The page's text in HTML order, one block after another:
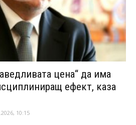
цена“ да има
ефект, каза
10:15